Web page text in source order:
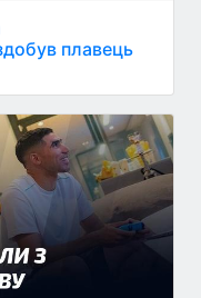
плавець